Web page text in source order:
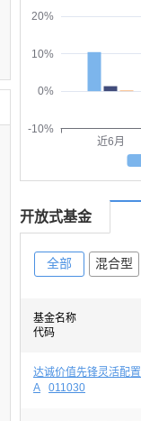
-10%
0%
10%
20%
近6月
开放式基金
全部 混合型
基金名称
代码
达诚价值先锋灵活配置
A
011030